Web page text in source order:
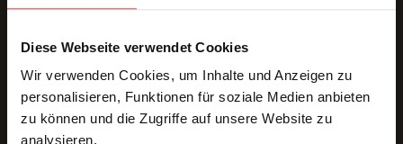
Diese Webseite verwendet Cookies
Wir verwenden Cookies, um Inhalte und Anzeigen zu
personalisieren, Funktionen für soziale Medien anbieten
zu können und die Zugriffe auf unsere Website zu
analysieren.
SERVICES
Interpreting
Interpreting Teams